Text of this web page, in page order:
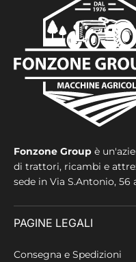
Fonzone Group è
di trattori, ricambi e
sede in Via S.Antonio, 56
PAGINE LEGALI
Consegna e Spedizioni